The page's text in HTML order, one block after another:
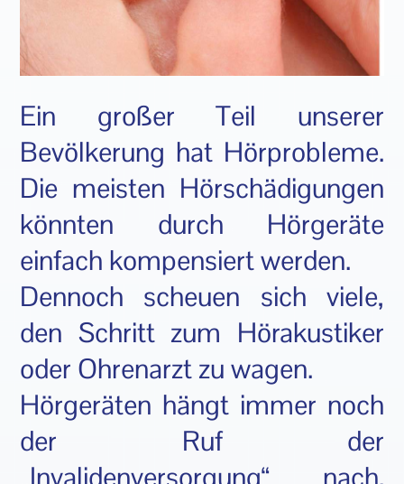
Ein großer Teil unserer
Bevölkerung hat Hörprobleme.
Die meisten Hörschädigungen
könnten durch Hörgeräte
einfach kompensiert werden.
Dennoch scheuen sich viele,
den Schritt zum Hörakustiker
oder Ohrenarzt zu wagen.
Hörgeräten hängt immer noch
der Ruf der